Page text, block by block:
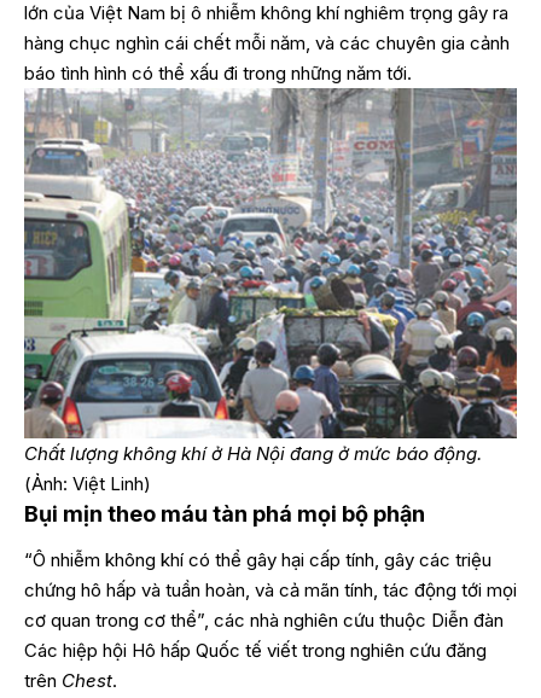
lớn của Việt Nam bị ô nhiễm không khí nghiêm trọng gây ra
hàng chục nghìn cái chết mỗi năm, và các chuyên gia cảnh
báo tình hình có thể xấu đi trong những năm tới.
Chất lượng không khí ở Hà Nội đang ở mức báo động.
(Ảnh: Việt Linh)
Bụi mịn theo máu tàn phá mọi bộ phận
“Ô nhiễm không khí có thể gây hại cấp tính, gây các triệu
chứng hô hấp và tuần hoàn, và cả mãn tính, tác động tới mọi
cơ quan trong cơ thể”, các nhà nghiên cứu thuộc Diễn đàn
Các hiệp hội Hô hấp Quốc tế viết trong nghiên cứu đăng
trên Chest.